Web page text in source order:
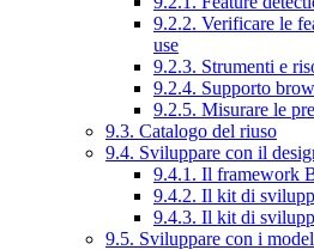
9.2.2. Verificare le
use
9.2.3. Strumenti e
9.2.4. Supporto
9.2.5. Misurare le
9.3. Catalogo del riuso
9.4. Sviluppare con il
9.4.1. Il framework
9.4.2. Il kit di
9.4.3. Il kit di
9.5. Sviluppare con i